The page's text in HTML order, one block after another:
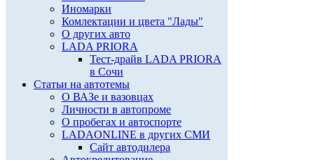
Иномарки
Комлектации и цвета "Лады"
О других авто
LADA PRIORA
Тест-драйв LADA PRIORA
в Сочи
Статьи на автотемы
О ВАЗе и вазовцах
Личности в автопроме
О пробегах и автоспорте
LADAONLINE в других СМИ
Сайт автодилера